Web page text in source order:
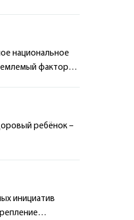
национальное
фактор
ребёнок –
инициатив